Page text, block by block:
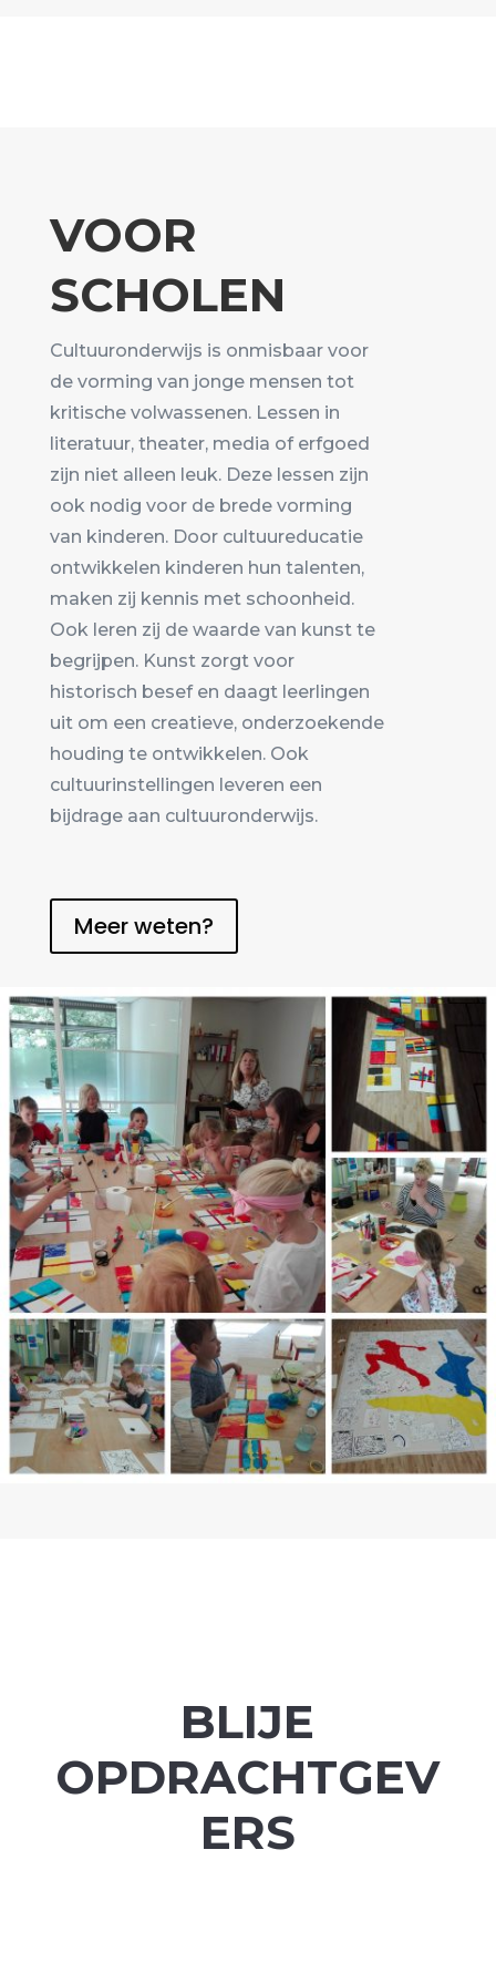
VOOR
SCHOLEN
Cultuuronderwijs is onmisbaar voor
de vorming van jonge mensen tot
kritische volwassenen. Lessen in
literatuur, theater, media of erfgoed
zijn niet alleen leuk. Deze lessen zijn
ook nodig voor de brede vorming
van kinderen. Door cultuureducatie
ontwikkelen kinderen hun talenten,
maken zij kennis met schoonheid.
Ook leren zij de waarde van kunst te
begrijpen. Kunst zorgt voor
historisch besef en daagt leerlingen
uit om een creatieve, onderzoekende
houding te ontwikkelen. Ook
cultuurinstellingen leveren een
bijdrage aan cultuuronderwijs.
Meer weten?
BLIJE
OPDRACHTGEV
ERS